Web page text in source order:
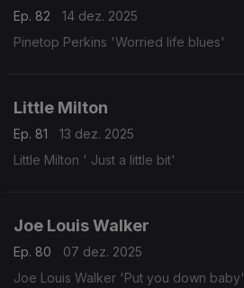
Ep. 82
14 dez. 2025
Pinetop Perkins 'Worried life blues'
Little Milton
Ep. 81
13 dez. 2025
Little Milton ' Just a little bit'
Joe Louis Walker
Ep. 80
07 dez. 2025
Joe Louis Walker 'Put you down baby'